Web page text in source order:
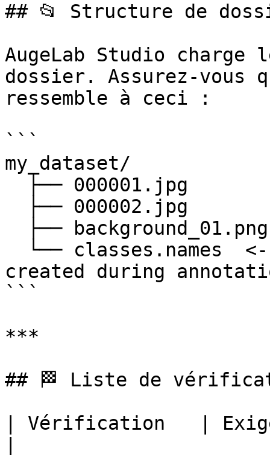
## 📂 Structure de
AugeLab Studio charge
dossier. Assurez-vous
ressemble à ceci :
```
my_dataset/
created during
```
***
## 🏁 Liste de
| Vérification   |